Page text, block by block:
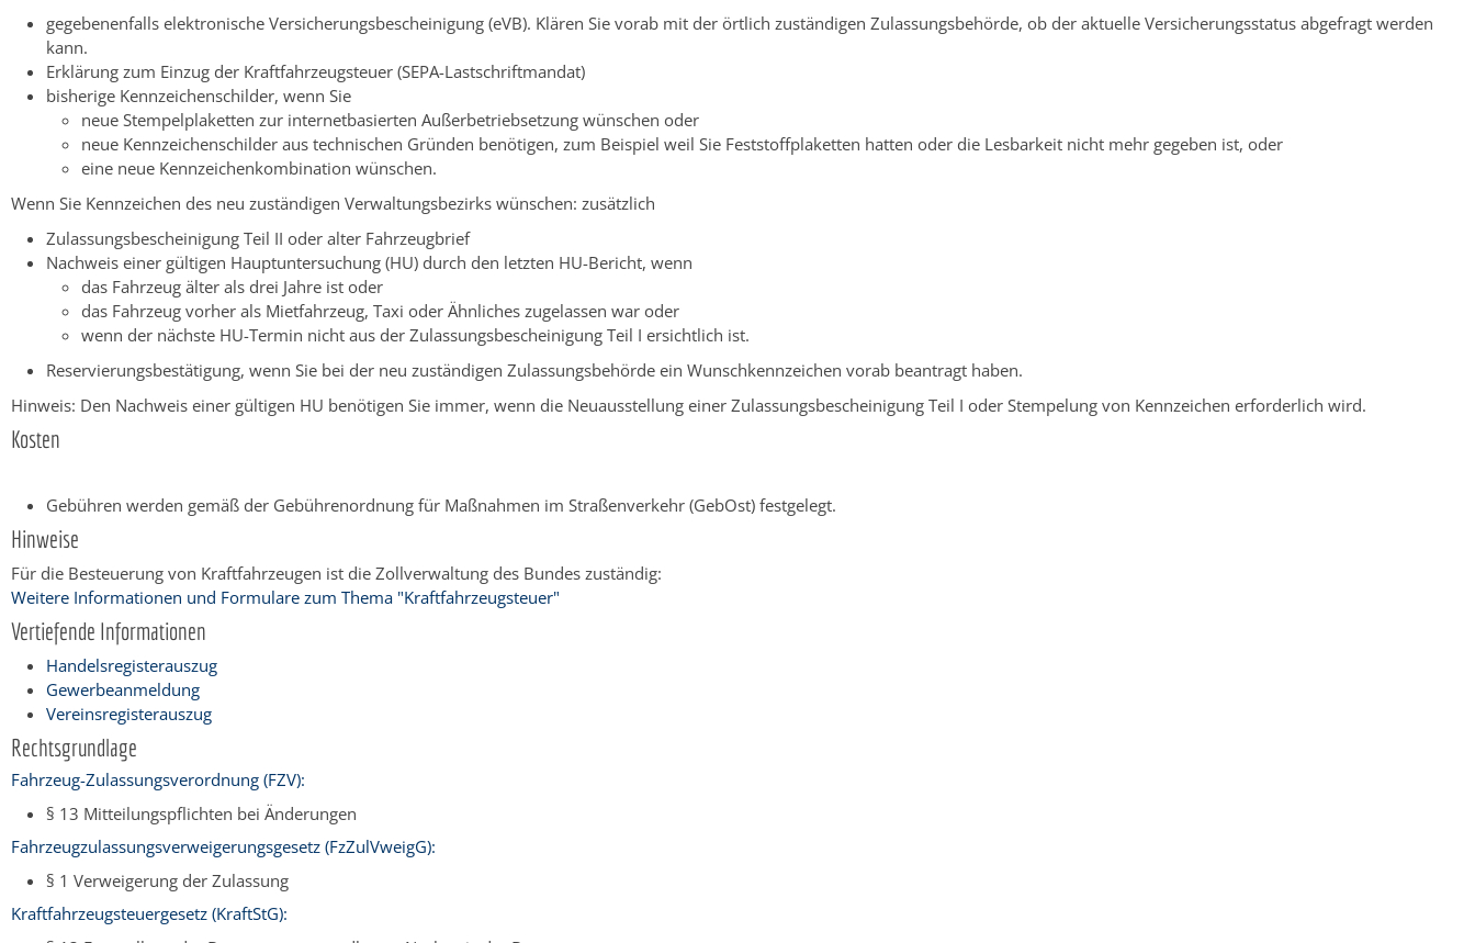
gegebenenfalls elektronische Versicherungsbescheinigung (eVB). Klären Sie vorab mit der örtlich zuständigen Zulassungsbehörde, ob der aktuelle Versicherungsstatus abgefragt werden
kann.
Erklärung zum Einzug der Kraftfahrzeugsteuer (SEPA-Lastschriftmandat)
bisherige Kennzeichenschilder, wenn Sie
neue Stempelplaketten zur internetbasierten Außerbetriebsetzung wünschen oder
neue Kennzeichenschilder aus technischen Gründen benötigen, zum Beispiel weil Sie Feststoffplaketten hatten oder die Lesbarkeit nicht mehr gegeben ist, oder
eine neue Kennzeichenkombination wünschen.
Wenn Sie Kennzeichen des neu zuständigen Verwaltungsbezirks wünschen: zusätzlich
Zulassungsbescheinigung Teil II oder alter Fahrzeugbrief
Nachweis einer gültigen Hauptuntersuchung (HU) durch den letzten HU-Bericht, wenn
das Fahrzeug älter als drei Jahre ist oder
das Fahrzeug vorher als Mietfahrzeug, Taxi oder Ähnliches zugelassen war oder
wenn der nächste HU-Termin nicht aus der Zulassungsbescheinigung Teil I ersichtlich ist.
Reservierungsbestätigung, wenn Sie bei der neu zuständigen Zulassungsbehörde ein Wunschkennzeichen vorab beantragt haben.
Hinweis: Den Nachweis einer gültigen HU benötigen Sie immer, wenn die Neuausstellung einer Zulassungsbescheinigung Teil I oder Stempelung von Kennzeichen erforderlich wird.
Kosten
Gebühren werden gemäß der Gebührenordnung für Maßnahmen im Straßenverkehr (GebOst) festgelegt.
Hinweise
Für die Besteuerung von Kraftfahrzeugen ist die Zollverwaltung des Bundes zuständig:
Weitere Informationen und Formulare zum Thema "Kraftfahrzeugsteuer"
Vertiefende Informationen
Handelsregisterauszug
Gewerbeanmeldung
Vereinsregisterauszug
Rechtsgrundlage
Fahrzeug-Zulassungsverordnung (FZV):
§ 13 Mitteilungspflichten bei Änderungen
Fahrzeugzulassungsverweigerungsgesetz (FzZulVweigG):
§ 1 Verweigerung der Zulassung
Kraftfahrzeugsteuergesetz (KraftStG):